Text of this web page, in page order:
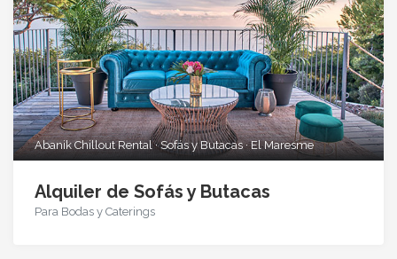
Abanik Chillout Rental · Sofás y Butacas · El Maresme
Alquiler de Sofás y Butacas
Para Bodas y Caterings